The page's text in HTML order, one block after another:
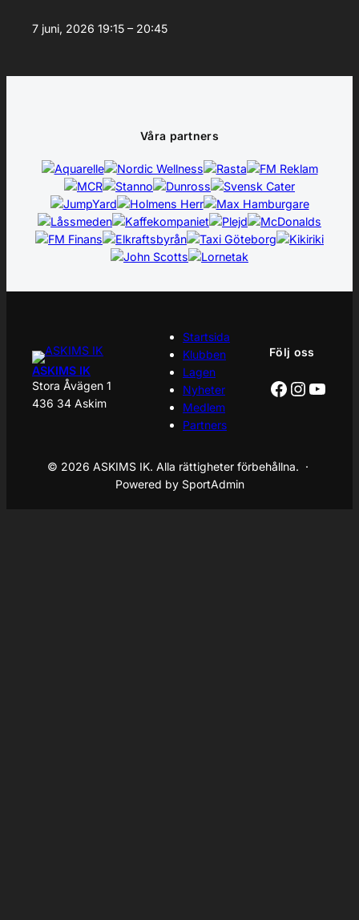
7 juni, 2026 19:15 – 20:45
Våra partners
ASKIMS IK
Stora Åvägen 1
436 34 Askim
Startsida
Klubben
Lagen
Nyheter
Medlem
Partners
Följ oss
Facebook
© 2026 ASKIMS IK. Alla rättigheter förbehållna. ·
Powered by SportAdmin